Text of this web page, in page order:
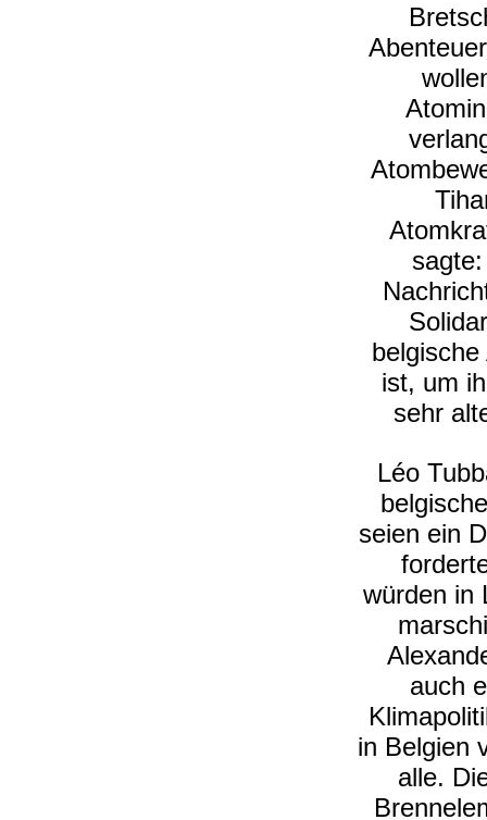
ist, um
sehr
Léo
seien ein
würden in
auch
in Belgien
alle.